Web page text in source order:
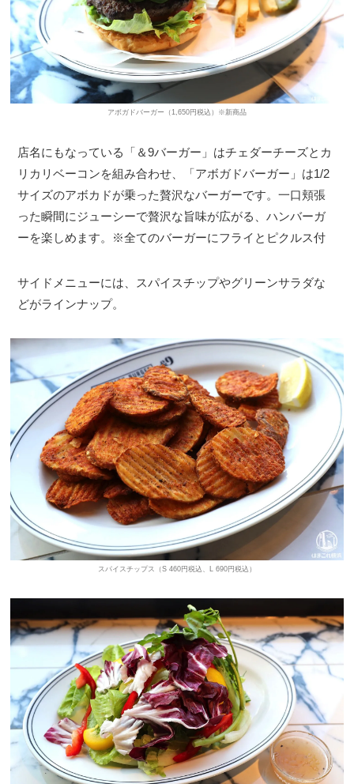
アボガドバーガー（1,650円税込）※新商品
店名にもなっている「＆9バーガー」はチェダーチーズとカ
リカリベーコンを組み合わせ、「アボガドバーガー」は1/2
サイズのアボカドが乗った贅沢なバーガーです。一口頬張
った瞬間にジューシーで贅沢な旨味が広がる、ハンバーガ
ーを楽しめます。※全てのバーガーにフライとピクルス付
サイドメニューには、スパイスチップやグリーンサラダな
どがラインナップ。
スパイスチップス（S 460円税込、L 690円税込）